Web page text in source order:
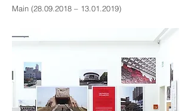
Main (28.09.2018 – 13.01.2019)